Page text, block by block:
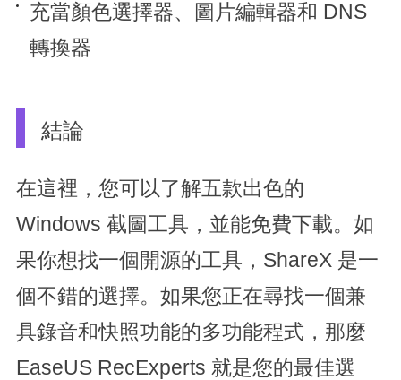
充當顏色選擇器、圖片編輯器和 DNS
轉換器
結論
在這裡，您可以了解五款出色的
Windows 截圖工具，並能免費下載。如
果你想找一個開源的工具，ShareX 是一
個不錯的選擇。如果您正在尋找一個兼
具錄音和快照功能的多功能程式，那麼
EaseUS RecExperts 就是您的最佳選